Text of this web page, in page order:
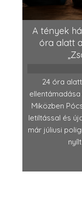
A tények
óra alatt
24 óra
Miközben
letiltással és
már júliusi